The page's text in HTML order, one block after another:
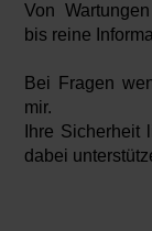
Von
bis reine
Bei Fragen
mir.
Ihre
dabei